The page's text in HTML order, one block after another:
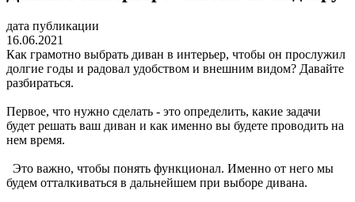
дата публикации
16.06.2021
Как грамотно выбрать диван в интерьер, чтобы он прослужил
долгие годы и радовал удобством и внешним видом? Давайте
разбираться.
Первое, что нужно сделать - это определить, какие задачи
будет решать ваш диван и как именно вы будете проводить на
нем время.
Это важно, чтобы понять функционал. Именно от него мы
будем отталкиваться в дальнейшем при выборе дивана.